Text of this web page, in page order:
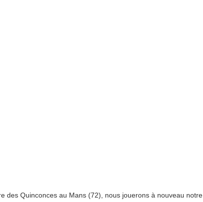
des Quinconces au Mans (72), nous jouerons à nouveau notre